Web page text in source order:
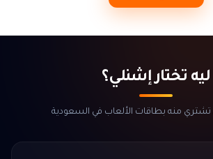
ليه تختار إشنلي؟
منه بطاقات الألعاب في السعودية